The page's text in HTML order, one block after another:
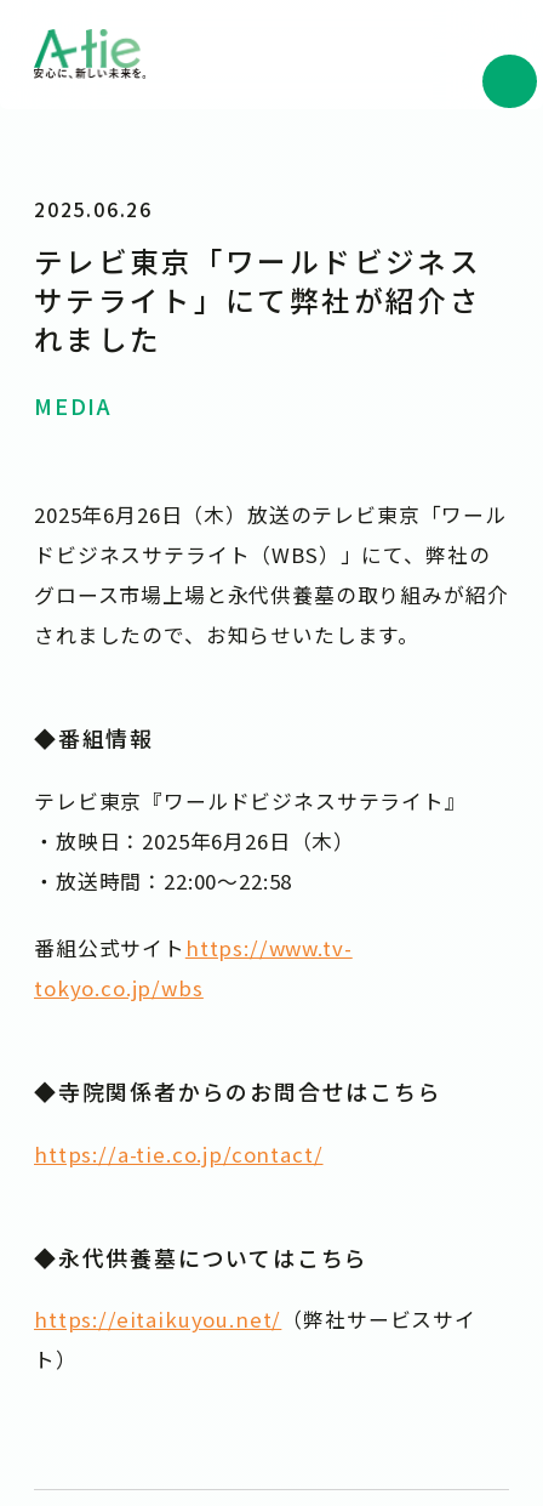
2025.06.26
テレビ東京「ワールドビジネス
サテライト」にて弊社が紹介さ
れました
MEDIA
2025年6月26日（木）放送のテレビ東京「ワール
ドビジネスサテライト（WBS）」にて、弊社の
グロース市場上場と永代供養墓の取り組みが紹介
されましたので、お知らせいたします。
◆番組情報
テレビ東京『ワールドビジネスサテライト』
・放映日：2025年6月26日（木）
・放送時間：22:00〜22:58
番組公式サイト https://www.tv-
tokyo.co.jp/wbs
◆寺院関係者からのお問合せはこちら
https://a-tie.co.jp/contact/
◆永代供養墓についてはこちら
https://eitaikuyou.net/ （弊社サービスサイ
ト）